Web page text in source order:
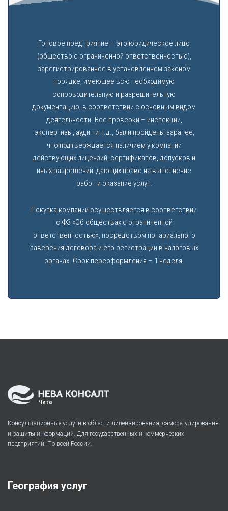
Готовое предприятие – это юридическое лицо
(общество с ограниченной ответственностью),
зарегистрированное в установленном законом
порядке, имеющее всю необходимую
сопроводительную и разрешительную
документацию, в соответствии с основным видом
деятельности. Все проверки – инспекции,
экспертизы, аудит и т.д., были пройдены заранее,
что подтверждается наличием у компании
действующих лицензий, сертификатов, допусков и
иных разрешений, дающих право на выполнение
работ и оказание услуг.
Покупка компании осуществляется в соответствии
с ФЗ «Об обществах с ограниченной
ответственностью», посредством нотариального
заверения договора и его регистрации в налоговых
органах. Срок переоформления – 1 неделя.
Чита
Консультационные услуги в области лицензирования, саморегулирования
и защиты информации. Для государственных и коммерческих
предприятий. По всей России.
География услуг